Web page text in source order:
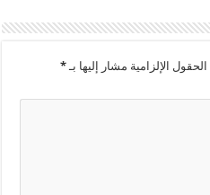
الحقول الإلزامية مشار إليها بـ*